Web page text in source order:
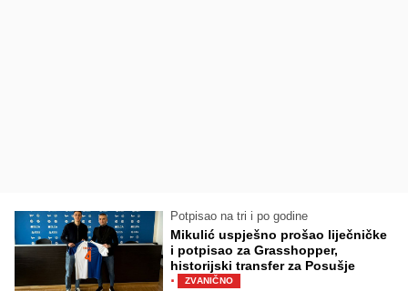
Potpisao na tri i po godine
Mikulić uspješno prošao liječničke
i potpisao za Grasshopper,
historijski transfer za Posušje
·
ZVANIČNO